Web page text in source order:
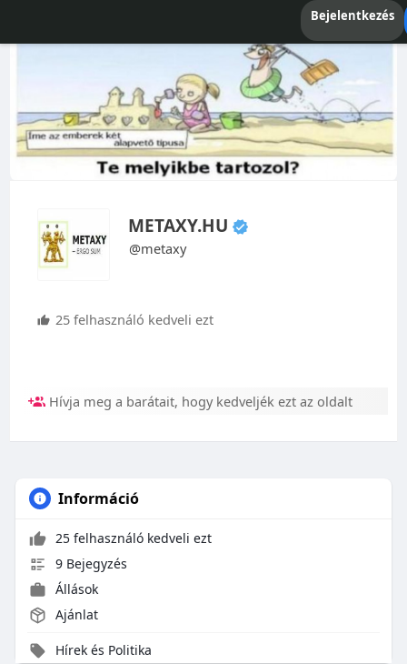
Bejelentkezés
METAXY.HU
@metaxy
25 felhasználó kedveli ezt
Hívja meg a barátait, hogy kedveljék ezt az oldalt
Információ
25 felhasználó kedveli ezt
9 Bejegyzés
Állások
Ajánlat
Hírek és Politika